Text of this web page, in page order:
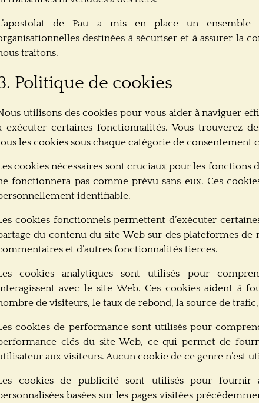
de Pau a mis en place un ensemble
destinées à sécuriser et à assurer la
traitons.
Politique de cookies
utilisons des cookies pour vous aider à naviguer
exécuter certaines fonctionnalités. Vous trouverez
les cookies sous chaque catégorie de consentement
cookies nécessaires sont cruciaux pour les fonctions
fonctionnera pas comme prévu sans eux. Ces
identifiable.
cookies fonctionnelspermettent d’exécuter
du contenu du site Web sur des plateformes de
et d’autres fonctionnalités tierces.
cookies analytiques sont utilisés pour
avec le site Web. Ces cookies aident à
de visiteurs, le taux de rebond, la source de
cookies de performancesont utilisés pour
clés du site Web, ce qui permet de
aux visiteurs. Aucun cookie de ce genre n’est
cookies de publicité sont utilisés pour fournir
basées sur les pages visitées